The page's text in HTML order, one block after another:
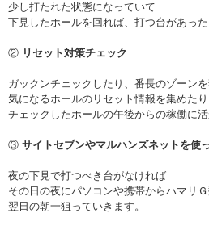
少し打たれた状態になっていて
下見したホールを回れば、打つ台があった
② リセット対策チェック
ガックンチェックしたり、番長のゾーン
気になるホールのリセット情報を集めたり
チェックしたホールの午後からの稼働に活
③ サイトセブンやマルハンズネットを使
夜の下見で打つべき台がなければ
その日の夜にパソコンや携帯からハマリ
翌日の朝一狙っていきます。